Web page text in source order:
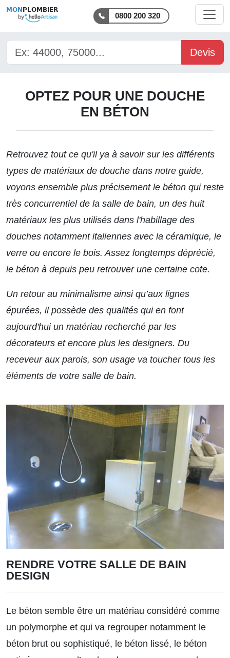
MON PLOMBIER
0800 200 320
Devis
OPTEZ POUR UNE DOUCHE
EN BÉTON
Retrouvez tout ce qu'il ya à savoir sur les différents
types de matériaux de douche dans notre guide,
voyons ensemble plus précisement le béton qui reste
très concurrentiel de la salle de bain, un des huit
matériaux les plus utilisés dans l'habillage des
douches notamment italiennes avec la céramique, le
verre ou encore le bois. Assez longtemps déprécié,
le béton à depuis peu retrouver une certaine cote.
Un retour au minimalisme ainsi qu’aux lignes
épurées, il possède des qualités qui en font
aujourd'hui un matériau recherché par les
décorateurs et encore plus les designers. Du
receveur aux parois, son usage va toucher tous les
éléments de votre salle de bain.
RENDRE VOTRE SALLE DE BAIN
DESIGN
Le béton semble être un matériau considéré comme
un polymorphe et qui va regrouper notamment le
béton brut ou sophistiqué, le béton lissé, le béton